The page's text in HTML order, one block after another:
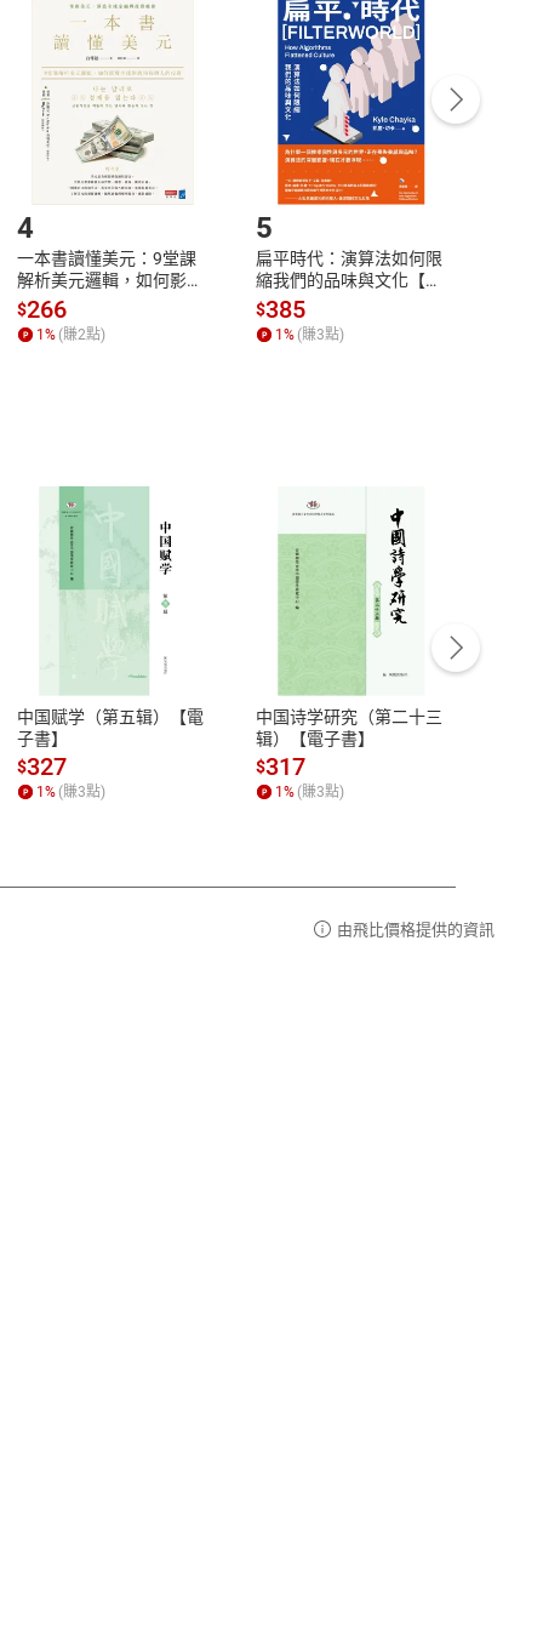
點選「瀏覽訂單明細」 「申請取消訂單/退
貨。
付款方式
Payment
完成訂單
Complete
號，下載書籍後看書
性
參
客服資訊
服務時間：週一到週五 10:00-12:00、
13:00-17:00 (國定假日及例假日休息)
客服電話：0080-1857077
4
一本書讀懂美元：9堂課
解析美元邏輯，如何影響
全球經濟和每個人的投資
【電子書】
$266
1% (賺2點)
5
扁平時代：演算法如何限
縮我們的品味與文化【電
子書】
$385
1% (賺3點)
中国赋学（第五辑）【電
子書】
$327
1% (賺3點)
中国诗学研究（第二十三
辑）【電子書】
$317
1% (賺3點)
由飛比價格提供的資訊